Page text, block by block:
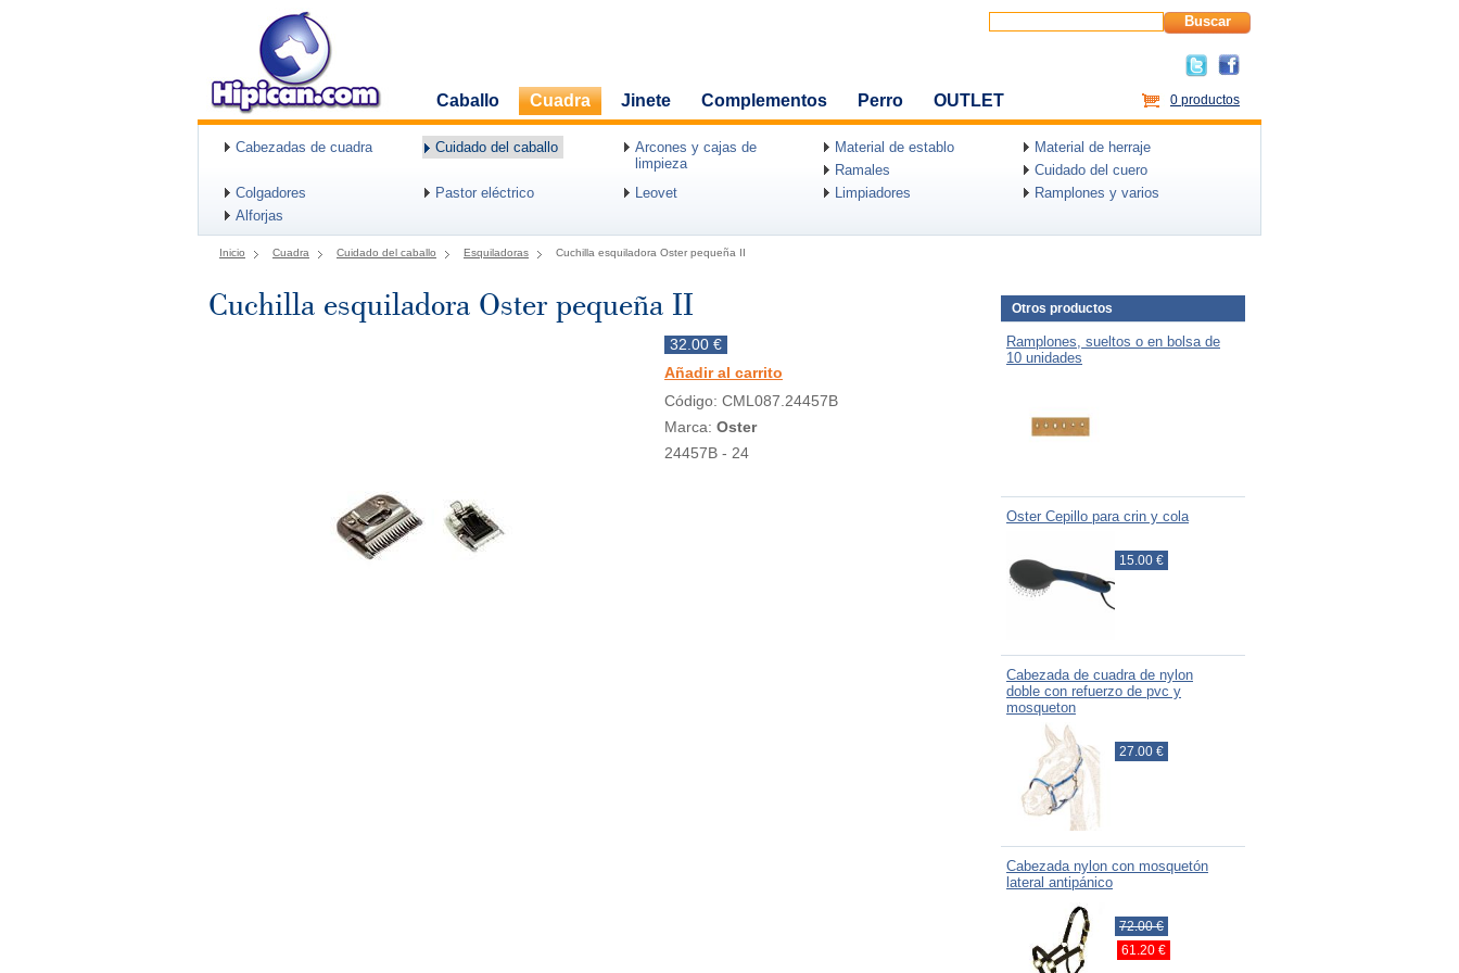
Buscar
Caballo Cuadra Jinete Complementos Perro OUTLET 0 productos
Cabezadas de cuadra Cuidado del caballo
Arcones y cajas de
limpieza
Material de establo
Material de herraje
Ramales
Cuidado del cuero
Colgadores
Pastor eléctrico Leovet Limpiadores
Ramplones y varios
Alforjas
Inicio Cuadra Cuidado del caballo Esquiladoras Cuchilla esquiladora Oster pequeña II
Cuchilla esquiladora Oster pequeña II
32.00 €
Añadir al carrito
Código: CML087.24457B
Marca: Oster
24457B - 24
Otros productos
Ramplones, sueltos o en bolsa de
10 unidades
Oster Cepillo para crin y cola
15.00 €
Cabezada de cuadra de nylon
doble con refuerzo de pvc y
mosqueton
27.00 €
Cabezada nylon con mosquetón
lateral antipánico
72.00 €
61.20 €